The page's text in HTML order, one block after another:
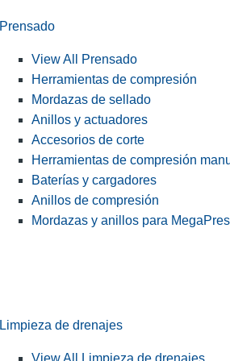
Prensado
View All Prensado
Herramientas de compresión
Mordazas de sellado
Anillos y actuadores
Accesorios de corte
Herramientas de compresión
Baterías y cargadores
Anillos de compresión
Mordazas y anillos para
Limpieza de drenajes
View All Limpieza de drenajes